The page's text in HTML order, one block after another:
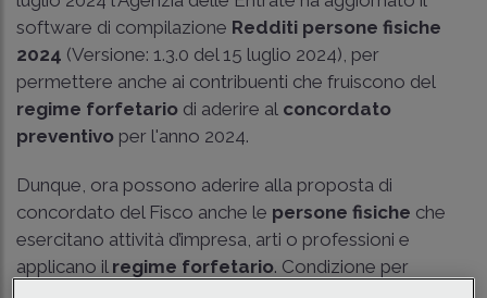
software di compilazione Redditi persone fisiche
2024 (Versione: 1.3.0 del 15 luglio 2024), per
permettere anche ai contribuenti che fruiscono del
regime forfetario di aderire al concordato
preventivo per l'anno 2024.
Dunque, ora possono aderire alla proposta di
concordato del Fisco anche le persone fisiche che
esercitano attività d’impresa, arti o professioni e
applicano il regime forfetario. Condizione per